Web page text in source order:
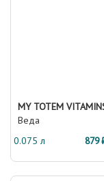
MY TOTEM
Веда
0.075 л
879